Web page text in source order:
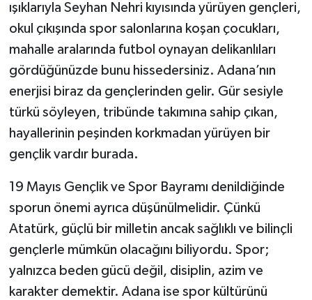
ışıklarıyla Seyhan Nehri kıyısında yürüyen gençleri,
okul çıkışında spor salonlarına koşan çocukları,
mahalle aralarında futbol oynayan delikanlıları
gördüğünüzde bunu hissedersiniz. Adana’nın
enerjisi biraz da gençlerinden gelir. Gür sesiyle
türkü söyleyen, tribünde takımına sahip çıkan,
hayallerinin peşinden korkmadan yürüyen bir
gençlik vardır burada.
19 Mayıs Gençlik ve Spor Bayramı denildiğinde
sporun önemi ayrıca düşünülmelidir. Çünkü
Atatürk, güçlü bir milletin ancak sağlıklı ve bilinçli
gençlerle mümkün olacağını biliyordu. Spor;
yalnızca beden gücü değil, disiplin, azim ve
karakter demektir. Adana ise spor kültürünü